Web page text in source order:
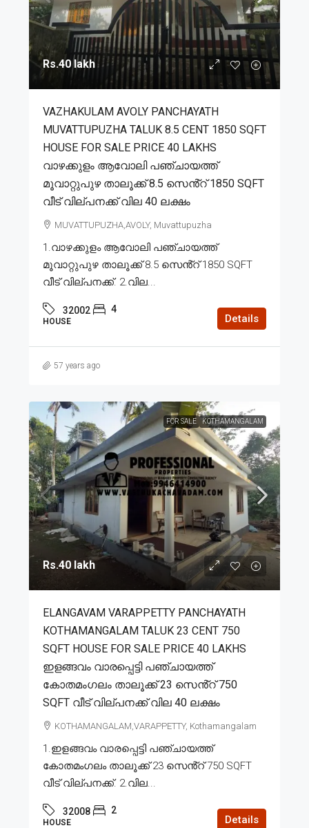
Rs.40 lakh
VAZHAKULAM AVOLY PANCHAYATH
MUVATTUPUZHA TALUK 8.5 CENT 1850 SQFT
HOUSE FOR SALE PRICE 40 LAKHS
വാഴക്കുളം ആവോലി പഞ്ചായത്ത്
മൂവാറ്റുപുഴ താലൂക്ക് 8.5 സെൻ്റ് 1850 SQFT
വീട് വില്പനക്ക് വില 40 ലക്ഷം
MUVATTUPUZHA,AVOLY, Muvattupuzha
1.വാഴക്കുളം ആവോലി പഞ്ചായത്ത്
മൂവാറ്റുപുഴ താലൂക്ക് 8.5 സെൻ്റ് 1850 SQFT
വീട് വില്പനക്ക്. 2.വില...
32002 4
HOUSE Details
57 years ago
FOR SALE KOTHAMANGALAM
Rs.40 lakh
ELANGAVAM VARAPPETTY PANCHAYATH
KOTHAMANGALAM TALUK 23 CENT 750
SQFT HOUSE FOR SALE PRICE 40 LAKHS
ഇളങ്ങവം വാരപ്പെട്ടി പഞ്ചായത്ത്
കോതമംഗലം താലൂക്ക് 23 സെൻ്റ് 750
SQFT വീട് വില്പനക്ക് വില 40 ലക്ഷം
KOTHAMANGALAM,VARAPPETTY, Kothamangalam
1.ഇളങ്ങവം വാരപ്പെട്ടി പഞ്ചായത്ത്
കോതമംഗലം താലൂക്ക് 23 സെൻ്റ് 750 SQFT
വീട് വില്പനക്ക്. 2.വില...
32008 2
HOUSE Details